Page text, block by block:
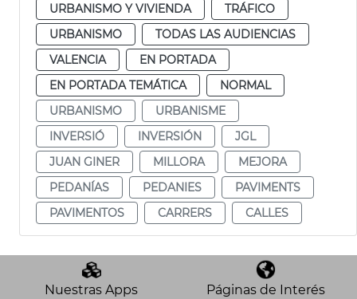
URBANISMO Y VIVIENDA
TRÁFICO
URBANISMO
TODAS LAS AUDIENCIAS
VALENCIA
EN PORTADA
EN PORTADA TEMÁTICA
NORMAL
URBANISMO
URBANISME
INVERSIÓ
INVERSIÓN
JGL
JUAN GINER
MILLORA
MEJORA
PEDANÍAS
PEDANIES
PAVIMENTS
PAVIMENTOS
CARRERS CALLES
Nuestras Apps Páginas de Interés